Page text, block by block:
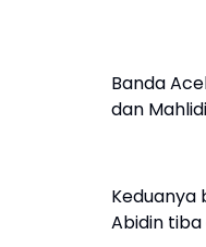
Banda
dan
Keduanya
Abidin tiba